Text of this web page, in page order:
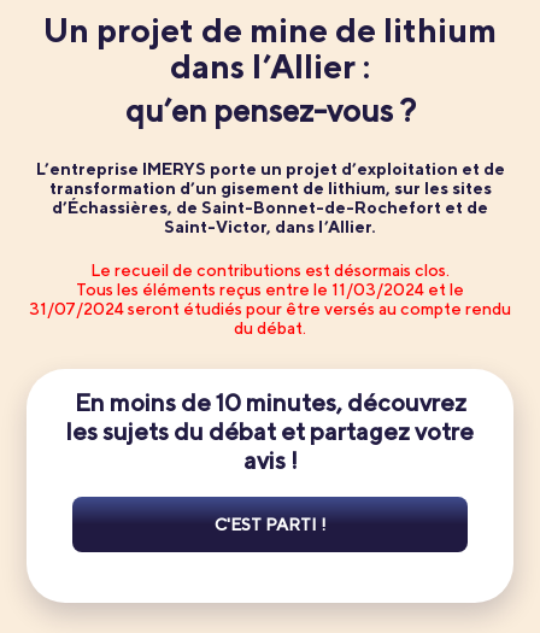
Un projet de mine de lithium
dans l’Allier :
qu’en pensez-vous ?
L’entreprise IMERYS porte un projet d’exploitation et de
transformation d’un gisement de lithium, sur les sites
d’Échassières, de Saint-Bonnet-de-Rochefort et de
Saint-Victor, dans l’Allier.
Le recueil de contributions est désormais clos.
Tous les éléments reçus entre le 11/03/2024 et le
31/07/2024 seront étudiés pour être versés au compte rendu
du débat.
En moins de 10 minutes, découvrez
les sujets du débat et partagez votre
avis !
C'EST PARTI !